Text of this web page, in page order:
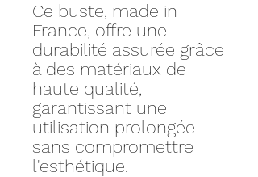
Ce buste, made in
France, offre une
durabilité assurée grâce
à des matériaux de
haute qualité,
garantissant une
utilisation prolongée
sans compromettre
l'esthétique.